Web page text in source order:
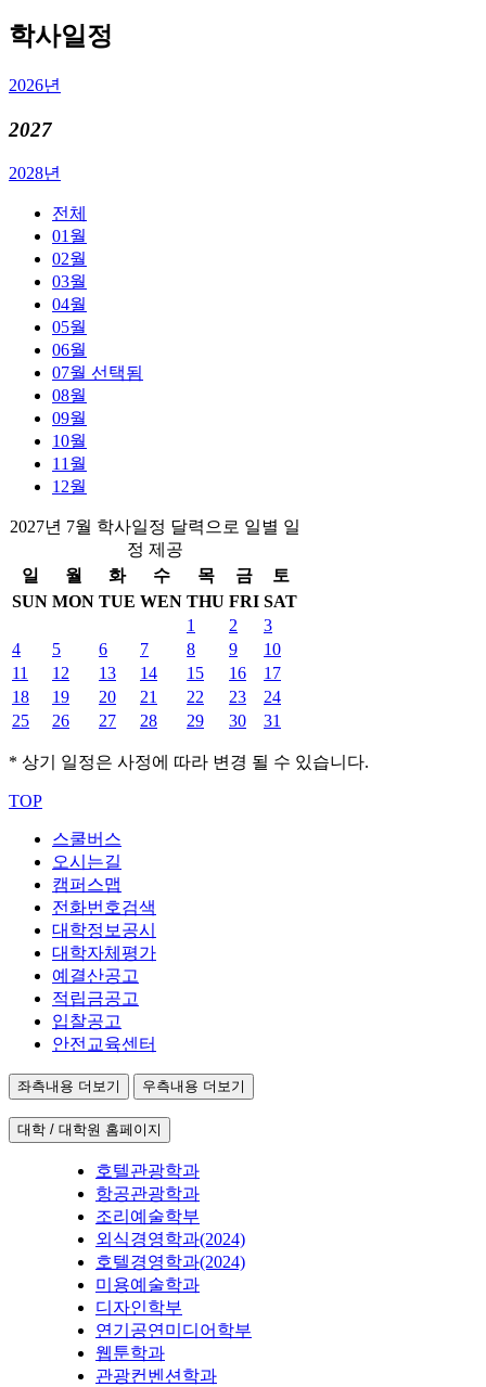
학사일정
2026년
2027
2028년
전체
01월
02월
03월
04월
05월
06월
07월 선택됨
08월
09월
10월
11월
12월
2027년 7월 학사일정 달력으로 일별 일
정 제공
일
월 화 수 목 금
토
SUN MON TUE WEN THU FRI SAT
1
2
3
4
5 6 7 8 9
10
11
12 13 14 15 16
17
18
19 20 21 22 23
24
25
26 27 28 29 30 31
* 상기 일정은 사정에 따라 변경 될 수 있습니다.
TOP
스쿨버스
오시는길
캠퍼스맵
전화번호검색
대학정보공시
대학자체평가
예결산공고
적립금공고
입찰공고
안전교육센터
좌측내용 더보기 우측내용 더보기
대학 / 대학원 홈페이지
호텔관광학과
항공관광학과
조리예술학부
외식경영학과(2024)
호텔경영학과(2024)
미용예술학과
디자인학부
연기공연미디어학부
웹툰학과
관광컨벤션학과